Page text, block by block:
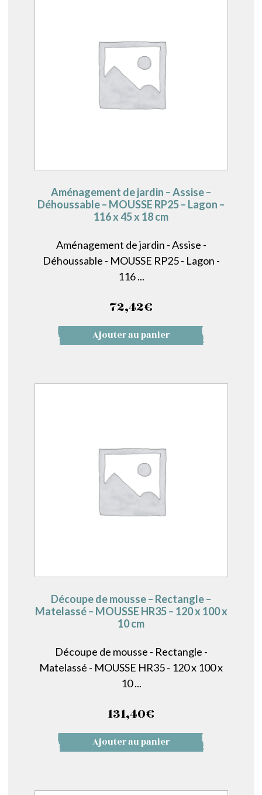
Aménagement de jardin – Assise –
Déhoussable – MOUSSE RP25 – Lagon –
116 x 45 x 18 cm
Aménagement de jardin - Assise -
Déhoussable - MOUSSE RP25 - Lagon -
116 ...
72,42€
Ajouter au panier
Découpe de mousse – Rectangle –
Matelassé – MOUSSE HR35 – 120 x 100 x
10 cm
Découpe de mousse - Rectangle -
Matelassé - MOUSSE HR35 - 120 x 100 x
10 ...
131,40€
Ajouter au panier